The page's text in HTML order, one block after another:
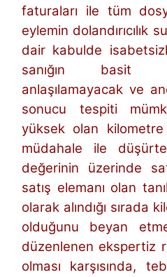
faturaları ile tüm
eylemin dolandırıcılık
dair kabulde
sanığın basit
anlaşılamayacak ve
sonucu tespiti
yüksek olan
müdahale ile
değerinin üzerinde
satış elemanı olan
olarak alındığı sırada
olduğunu beyan
düzenlenen ekspertiz
olması karşısında,